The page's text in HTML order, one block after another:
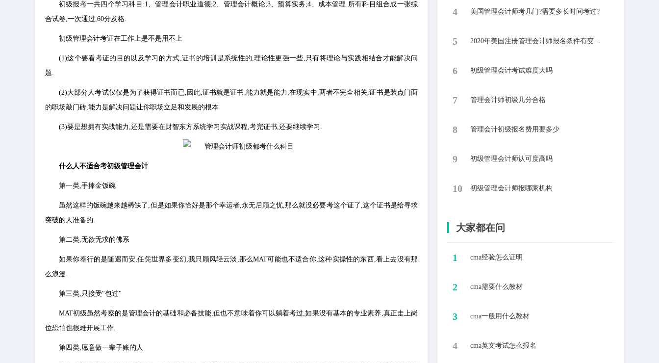
初级报考一共四个学习科目:1、管理会计职业道德;2、管理会计概论;3、预算实务;4、成本管理.所有科目组合成一张综
合试卷,一次通过,60分及格.
初级管理会计考证在工作上是不是用不上
(1)这个要看考证的目的以及学习的方式,证书的培训是系统性的,理论性更强一些,只有将理论与实践相结合才能解决问
题.
(2)大部分人考试仅仅是为了获得证书而已,因此,证书就是证书,能力就是能力,在现实中,两者不完全相关,证书是装点门面
的职场敲门砖,能力是解决问题让你职场立足和发展的根本
(3)要是想拥有实战能力,还是需要在财智东方系统学习实战课程,考完证书,还要继续学习.
什么人不适合考初级管理会计
第一类,手捧金饭碗
虽然这样的饭碗越来越稀缺了,但是如果你恰好是那个幸运者,永无后顾之忧,那么就没必要考这个证了,这个证书是给寻求
突破的人准备的.
第二类,无欲无求的佛系
如果你奉行的是随遇而安,任凭世界多变幻,我只顾风轻云淡,那么MAT可能也不适合你,这种实操性的东西,看上去没有那
么浪漫.
第三类,只接受"包过"
MAT初级虽然考察的是管理会计的基础和必备技能,但也不意味着你可以躺着考过,如果没有基本的专业素养,真正走上岗
位恐怕也很难开展工作.
第四类,愿意做一辈子账的人
4 美国管理会计师考几门?需要多长时间考过?
5 2020年美国注册管理会计师报名条件有变化吗?
6 ​初级管理会计考试难度大吗
7 ​管理会计师初级几分合格
8 管理会计初级报名费用要多少
9 初级管理会计师认可度高吗
10 ​初级管理会计师报哪家机构
大家都在问
1 cma经验怎么证明
2 cma需要什么教材
3 cma一般用什么教材
4 cma英文考试怎么报名